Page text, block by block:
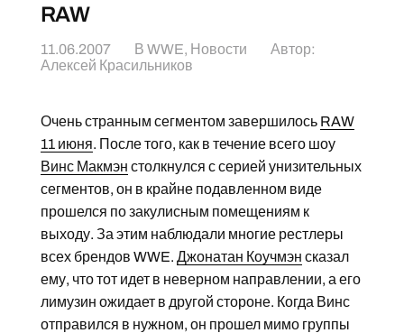
RAW
11.06.2007 В WWE, Новости
Автор:
Алексей Красильников
Очень странным сегментом завершилось RAW
11 июня. После того, как в течение всего шоу
Винс Макмэн столкнулся с серией унизительных
сегментов, он в крайне подавленном виде
прошелся по закулисным помещениям к
выходу. За этим наблюдали многие рестлеры
всех брендов WWE. Джонатан Коучмэн сказал
ему, что тот идет в неверном направлении, а его
лимузин ожидает в другой стороне. Когда Винс
отправился в нужном, он прошел мимо группы